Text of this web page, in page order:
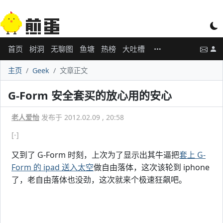
首页 树洞 无聊图 鱼塘 热榜 大吐槽
主页 Geek 文章正文
G-Form 安全套买的放心用的安心
老人爱怡 发布于 2012.02.09 , 20:58
[-]
又到了 G-Form 时刻，上次为了显示出其牛逼把套上 G-
Form 的 ipad 送入太空做自由落体，这次该轮到 iphone
了，老自由落体也没劲，这次就来个极速狂飙吧。